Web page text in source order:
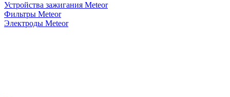
Устройства зажигания Meteor
Фильтры Meteor
Электроды Meteor